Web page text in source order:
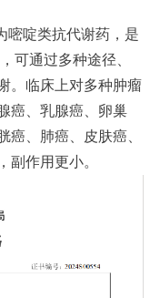
啶类抗代谢药，是
可通过多种途径、
。临床上对多种肿瘤
癌、乳腺癌、卵巢
癌、肺癌、皮肤癌、
副作用更小。